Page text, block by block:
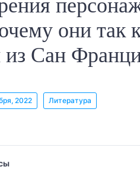
они так
Сан
2022 Литература